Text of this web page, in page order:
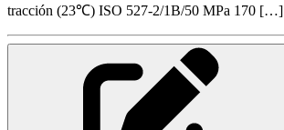
tracción (23℃) ISO 527-2/1B/50 MPa 170 […]